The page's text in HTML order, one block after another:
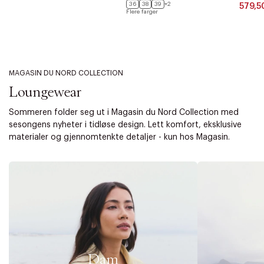
36 38 39
+2
Flere farger
MAGASIN DU NORD COLLECTION
Loungewear
Sommeren folder seg ut i Magasin du Nord Collection med
sesongens nyheter i tidløse design. Lett komfort, eksklusive
materialer og gjennomtenkte detaljer - kun hos Magasin.
Dam